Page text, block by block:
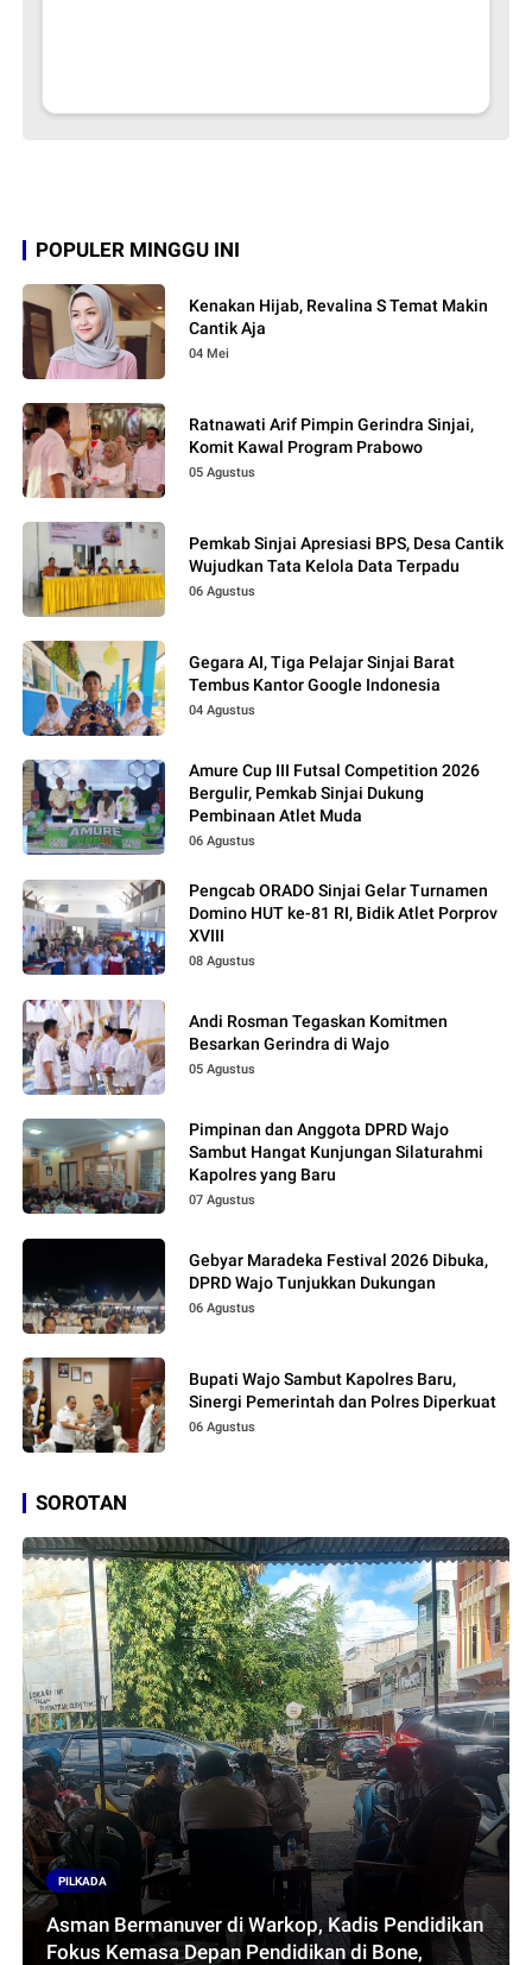
POPULER MINGGU INI
Kenakan Hijab, Revalina S Temat Makin
Cantik Aja
04 Mei
Ratnawati Arif Pimpin Gerindra Sinjai,
Komit Kawal Program Prabowo
05 Agustus
Pemkab Sinjai Apresiasi BPS, Desa Cantik
Wujudkan Tata Kelola Data Terpadu
06 Agustus
Gegara AI, Tiga Pelajar Sinjai Barat
Tembus Kantor Google Indonesia
04 Agustus
Amure Cup III Futsal Competition 2026
Bergulir, Pemkab Sinjai Dukung
Pembinaan Atlet Muda
06 Agustus
Pengcab ORADO Sinjai Gelar Turnamen
Domino HUT ke-81 RI, Bidik Atlet Porprov
XVIII
08 Agustus
Andi Rosman Tegaskan Komitmen
Besarkan Gerindra di Wajo
05 Agustus
Pimpinan dan Anggota DPRD Wajo
Sambut Hangat Kunjungan Silaturahmi
Kapolres yang Baru
07 Agustus
Gebyar Maradeka Festival 2026 Dibuka,
DPRD Wajo Tunjukkan Dukungan
06 Agustus
Bupati Wajo Sambut Kapolres Baru,
Sinergi Pemerintah dan Polres Diperkuat
06 Agustus
SOROTAN
PILKADA
Asman Bermanuver di Warkop, Kadis Pendidikan
Fokus Kemasa Depan Pendidikan di Bone,